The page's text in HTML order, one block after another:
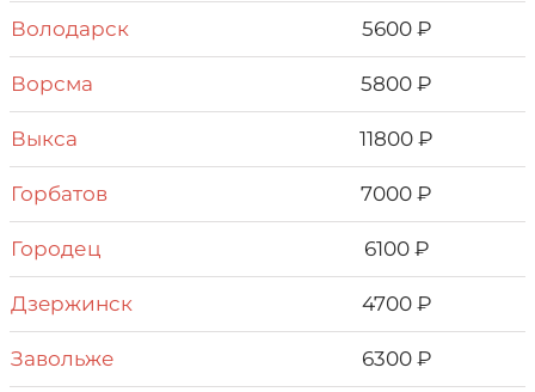
Володарск 5600 ₽
Ворсма 5800 ₽
Выкса 11800 ₽
Горбатов 7000 ₽
Городец 6100 ₽
Дзepжинcк 4700 ₽
Завольже 6300 ₽